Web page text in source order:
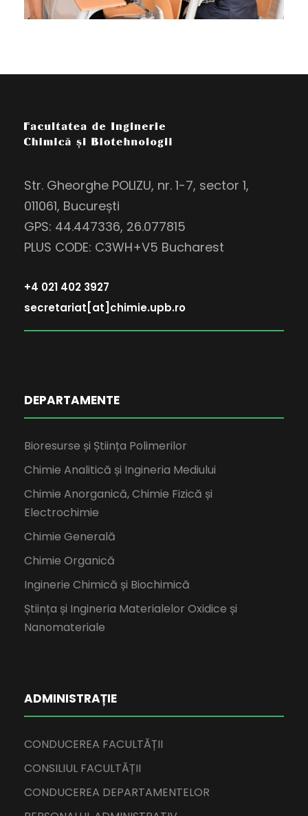
Str. Gheorghe POLIZU, nr. 1-7, sector 1,
011061, București
GPS: 44.447336, 26.077815
PLUS CODE: C3WH+V5 Bucharest
+4 021 402 3927
secretariat[at]chimie.upb.ro
DEPARTAMENTE
Bioresurse și Știința Polimerilor
Chimie Analitică și Ingineria Mediului
Chimie Anorganică, Chimie Fizică și
Electrochimie
Chimie Generală
Chimie Organică
Inginerie Chimică și Biochimică
Știința și Ingineria Materialelor Oxidice și
Nanomateriale
ADMINISTRAȚIE
CONDUCEREA FACULTĂȚII
CONSILIUL FACULTĂȚII
CONDUCEREA DEPARTAMENTELOR